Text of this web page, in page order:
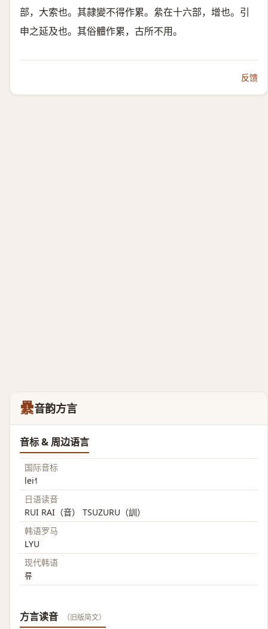
部，大索也。其隷變不得作累。絫在十六部，增也。引
申之延及也。其俗體作累，古所不用。
反馈
纍音韵方言
音标 & 周边语言
国际音标
lei˧˥
日语读音
RUI RAI（音） TSUZURU（訓）
韩语罗马
LYU
现代韩语
류
方言读音 （旧版简文）